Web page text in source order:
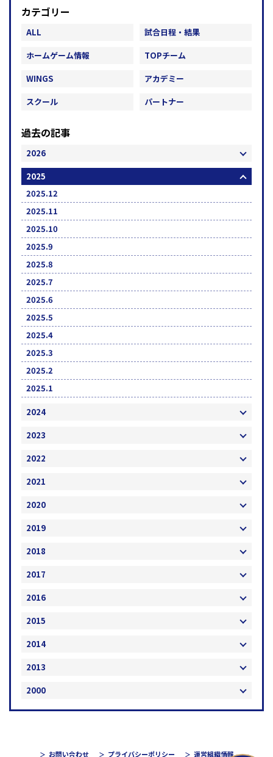
カテゴリー
ALL
試合日程・結果
ホームゲーム情報
TOPチーム
WINGS
アカデミー
スクール
パートナー
過去の記事
2026
2025
2025.12
2025.11
2025.10
2025.9
2025.8
2025.7
2025.6
2025.5
2025.4
2025.3
2025.2
2025.1
2024
2023
2022
2021
2020
2019
2018
2017
2016
2015
2014
2013
2000
お問い合わせ プライバシーポリシー 運営組織情報